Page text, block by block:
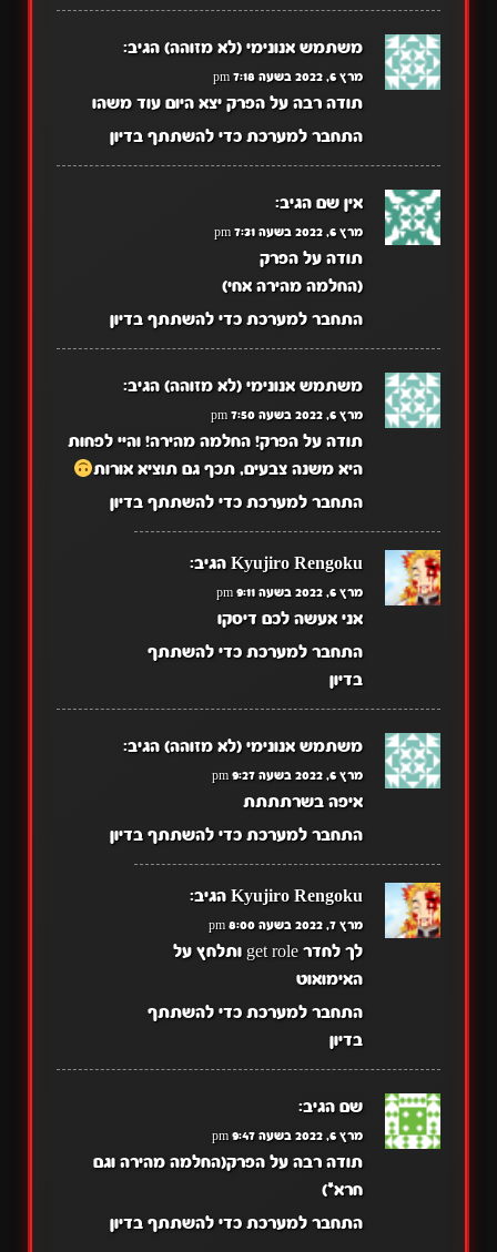
משתמש אנונימי (לא מזוהה) הגיב:
מרץ 6, 2022 בשעה 7:18 pm
תודה רבה על הפרק יצא היום עוד משהו
התחבר למערכת כדי להשתתף בדיון
אין שם הגיב:
מרץ 6, 2022 בשעה 7:31 pm
תודה על הפרק
(החלמה מהירה אחי)
התחבר למערכת כדי להשתתף בדיון
משתמש אנונימי (לא מזוהה) הגיב:
מרץ 6, 2022 בשעה 7:50 pm
תודה על הפרק! החלמה מהירה! והיי לפחות
היא משנה צבעים, תכף גם תוציא אורות
התחבר למערכת כדי להשתתף בדיון
Kyujiro Rengoku הגיב:
מרץ 6, 2022 בשעה 9:11 pm
אני אעשה לכם דיסקו
התחבר למערכת כדי להשתתף
בדיון
משתמש אנונימי (לא מזוהה) הגיב:
מרץ 6, 2022 בשעה 9:27 pm
איפה בשרתתתת
התחבר למערכת כדי להשתתף בדיון
Kyujiro Rengoku הגיב:
מרץ 7, 2022 בשעה 8:00 pm
לך לחדר get role ותלחץ על
האימואוט
התחבר למערכת כדי להשתתף
בדיון
שם הגיב:
מרץ 6, 2022 בשעה 9:47 pm
תודה רבה על הפרק(החלמה מהירה וגם
חרא*)
התחבר למערכת כדי להשתתף בדיון